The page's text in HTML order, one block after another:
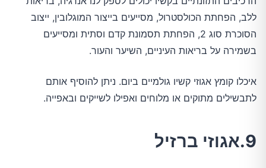
ללב, הפחתת הכולסטרול, מסייעים בייצור המוגלובין, ייצוב
הסוכרת סוג 2, הפחתת תסמונת קדם וסתית ומסייעים
בשמירה על בריאות העיניים, השיער והעור.
איכלו קומץ אגוזי קשיו גולמיים ביום. ניתן להוסיף אותם
לתבשילים מתוקים או מלוחים ואפילו לשייקים ובאפייה.
9.אגוזי ברזיל